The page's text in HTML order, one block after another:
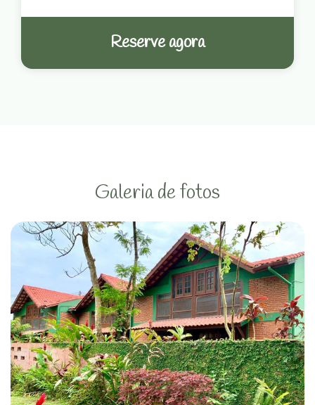
Reserve agora
Galeria de fotos